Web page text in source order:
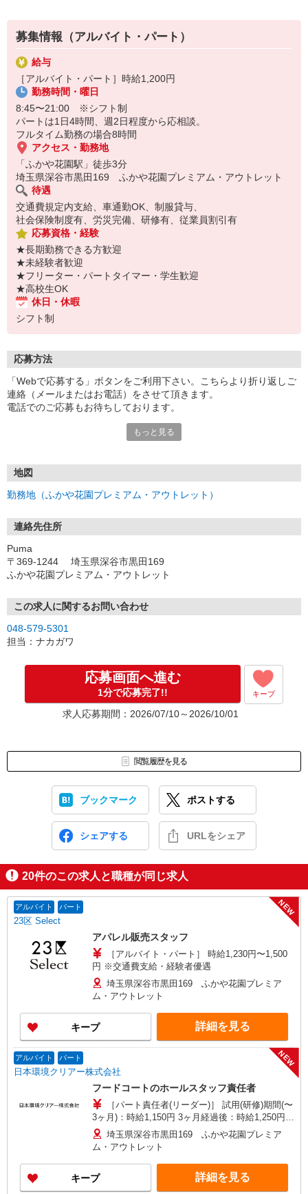
募集情報（アルバイト・パート）
給与
［アルバイト・パート］時給1,200円
勤務時間・曜日
8:45〜21:00 ※シフト制
パートは1日4時間、週2日程度から応相談。
フルタイム勤務の場合8時間
アクセス・勤務地
「ふかや花園駅」徒歩3分
埼玉県深谷市黒田169 ふかや花園プレミアム・アウトレット
待遇
交通費規定内支給、車通勤OK、制服貸与、
社会保険制度有、労災完備、研修有、従業員割引有
応募資格・経験
★長期勤務できる方歓迎
★未経験者歓迎
★フリーター・パートタイマー・学生歓迎
★高校生OK
休日・休暇
シフト制
応募方法
「Webで応募する」ボタンをご利用下さい。こちらより折り返しご
連絡（メールまたはお電話）をさせて頂きます。
電話でのご応募もお待ちしております。
※一定期間経過しても応募先から連絡がない場合は、直接応募先へ
もっと見る
地図
勤務地（ふかや花園プレミアム・アウトレット）
連絡先住所
Puma
〒369-1244 埼玉県深谷市黒田169
ふかや花園プレミアム・アウトレット
この求人に関するお問い合わせ
048-579-5301
担当：ナカガワ
応募画面へ進む
1分で応募完了!! キープ
求人応募期間：2026/07/10～2026/10/01
閲覧履歴を見る
ブックマーク ポストする
シェアする URLをシェア
20件のこの求人と職種が同じ求人
アルバイト パート
23区 Select
NEW
アパレル販売スタッフ
［アルバイト・パート］ 時給1,230円〜1,500
円 ※交通費支給・経験者優遇
埼玉県深谷市黒田169 ふかや花園プレミア
ム・アウトレット
キープ 詳細を見る
アルバイト パート
日本環境クリアー株式会社
NEW
フードコートのホールスタッフ責任者
［パート責任者(リーダー)］ 試用(研修)期間(〜
3ヶ月)：時給1,150円 3ヶ月経過後：時給1,250円〜
1,300円 ※能力により変動 電車通勤、車両通勤
の場合別途交通費支給。 ※交通費の詳細は待遇部
分記載参照。
埼玉県深谷市黒田169 ふかや花園プレミア
ム・アウトレット
キープ 詳細を見る